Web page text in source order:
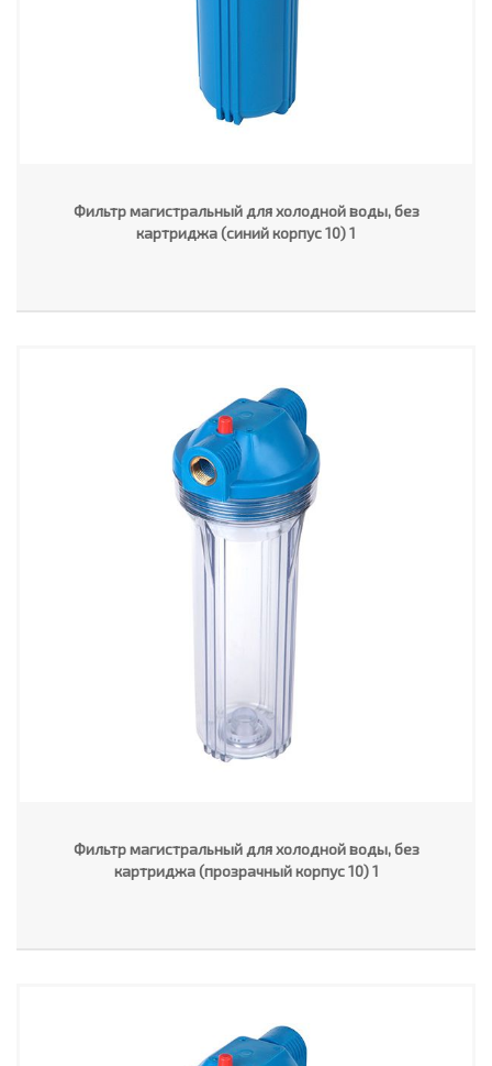
Фильтр магистральный для холодной воды, без
картриджа (синий корпус 10) 1
Фильтр магистральный для холодной воды, без
картриджа (прозрачный корпус 10) 1